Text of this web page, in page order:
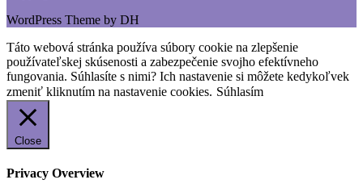
WordPress Theme by DH
Táto webová stránka používa súbory cookie na zlepšenie
používateľskej skúsenosti a zabezpečenie svojho efektívneho
fungovania. Súhlasíte s nimi? Ich nastavenie si môžete kedykoľvek
zmeniť kliknutím na nastavenie cookies. Súhlasím
Close
Privacy Overview